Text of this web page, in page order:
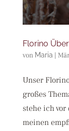
Florino
von Maria
Unser
großes
stehe ich
meinen